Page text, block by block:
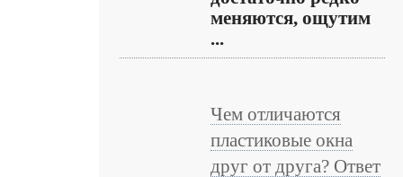
меняются, ощутим
...
Чем отличаются
пластиковые окна
друг от друга? Ответ